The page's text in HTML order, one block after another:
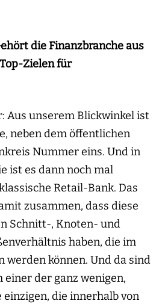
die Finanzbranche aus
Zielen für
Aus unserem Blickwinkel ist
neben dem öffentlichen
Nummer eins. Und in
ist es dann noch mal
Retail-Bank. Das
zusammen, dass diese
Schnitt-, Knoten- und
haben, die im
werden können. Und da sind
der ganz wenigen,
die innerhalb von